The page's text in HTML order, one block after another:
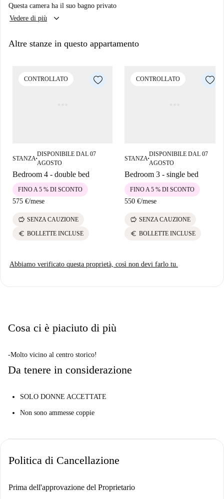
severamente vietato fumare. La proprietà è controllata personalmente
dagli Homecheckers di Spotahome, che ne garantiscono la qualità.
facile accesso ad attrazioni locali come la Chiesa di San Francesco
Alhóndiga si trovano nelle vicinanze, consentendo agli inquilini di
Questa camera ha il suo bagno privato
Vedere di più
keyboard_arrow_down
Altre stanze in questo appartamento
CONTROLLATO
STANZA ■
DISPONIBILE DAL 07
AGOSTO
Bedroom 4 - double bed
575 €/mese
FINO A 5 % DI SCONTO
savings SENZA CAUZIONE
euro BOLLETTE INCLUSE
CONTROLLATO
STANZA ■
DISPONIBILE DAL 07
AGOSTO
Bedroom 3 - single bed
550 €/mese
FINO A 5 % DI SCONTO
savings SENZA CAUZIONE
euro BOLLETTE INCLUSE
Abbiamo verificato questa proprietà, così non devi farlo tu.
Cosa ci è piaciuto di più
-Molto vicino al centro storico!
Da tenere in considerazione
SOLO DONNE ACCETTATE
Non sono ammesse coppie
Politica di Cancellazione
Prima dell'approvazione del Proprietario